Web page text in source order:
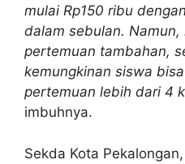
mulai Rp150 ribu
dalam sebulan.
pertemuan tambahan,
kemungkinan siswa
pertemuan lebih dari 4
imbuhnya.
Sekda Kota